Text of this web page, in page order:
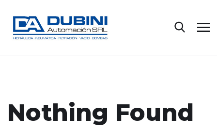
Nothing Found